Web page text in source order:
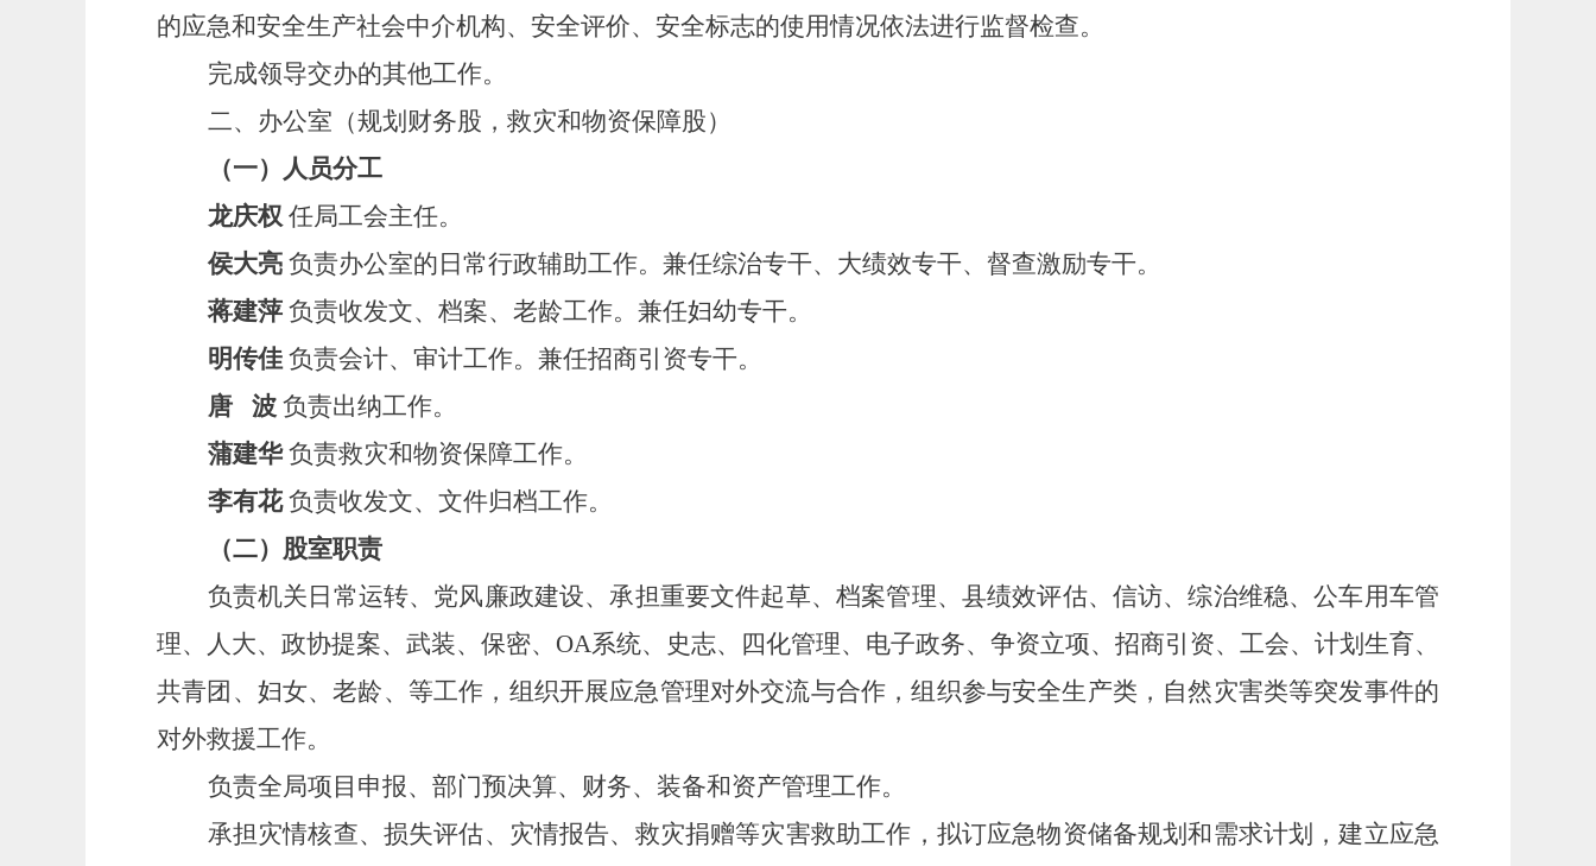
的应急和安全生产社会中介机构、安全评价、安全标志的使用情况依法进行监督检查。
完成领导交办的其他工作。
二、办公室（规划财务股，救灾和物资保障股）
（一）人员分工
龙庆权 任局工会主任。
侯大亮 负责办公室的日常行政辅助工作。兼任综治专干、大绩效专干、督查激励专干。
蒋建萍 负责收发文、档案、老龄工作。兼任妇幼专干。
明传佳 负责会计、审计工作。兼任招商引资专干。
唐
波 负责出纳工作。
蒲建华负责救灾和物资保障工作。
李有花负责收发文、文件归档工作。
（二）股室职责
负责机关日常运转、党风廉政建设、承担重要文件起草、档案管理、县绩效评估、信访、综治维稳、公车用车管
理、人大、政协提案、武装、保密、 OA系统、史志、四化管理、电子政务、争资立项、招商引资、工会、计划生育、
共青团、妇女、老龄、等工作，组织开展应急管理对外交流与合作，组织参与安全生产类，自然灾害类等突发事件的
对外救援工作。
负责全局项目申报、部门预决算、财务、装备和资产管理工作。
承担灾情核查、损失评估、灾情报告、救灾捐赠等灾害救助工作，拟订应急物资储备规划和需求计划，建立应急